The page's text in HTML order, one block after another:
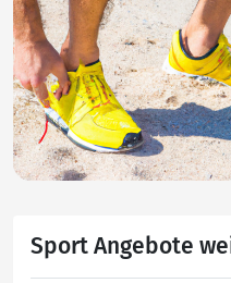
Sport Angebote